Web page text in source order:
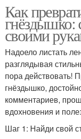
Как
гнёздышко:
своими
Надоело листать
разглядывая
пора действовать!
гнёздышко,
комментариев,
вдохновения и
Шаг 1: Найди свой